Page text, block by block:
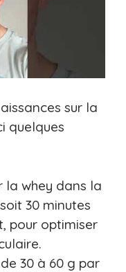
sur la
quelques
la whey dans la
30 minutes
pour optimiser
30 à 60 g par